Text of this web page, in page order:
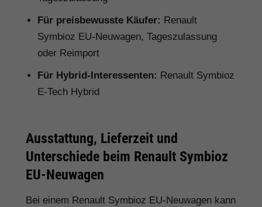
Für preisbewusste Käufer: Renault
Symbioz EU-Neuwagen, Tageszulassung
oder Reimport
Für Hybrid-Interessenten: Renault Symbioz
E-Tech Hybrid
Ausstattung, Lieferzeit und
Unterschiede beim Renault Symbioz
EU-Neuwagen
Bei einem Renault Symbioz EU-Neuwagen kann